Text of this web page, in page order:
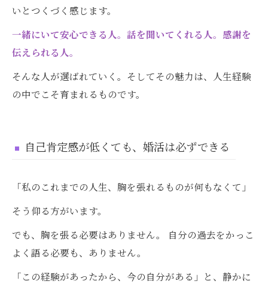
いとつくづく感じます。
一緒にいて安心できる人。話を聞いてくれる人。感謝を
伝えられる人。
そんな人が選ばれていく。そしてその魅力は、人生経験
の中でこそ育まれるものです。
自己肯定感が低くても、婚活は必ずできる
「私のこれまでの人生、胸を張れるものが何もなくて」
そう仰る方がいます。
でも、胸を張る必要はありません。 自分の過去をかっこ
よく語る必要も、ありません。
「この経験があったから、今の自分がある」と、静かに